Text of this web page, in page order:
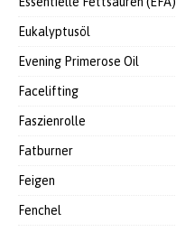
Eukalyptusöl
Evening Primerose Oil
Facelifting
Faszienrolle
Fatburner
Feigen
Fenchel